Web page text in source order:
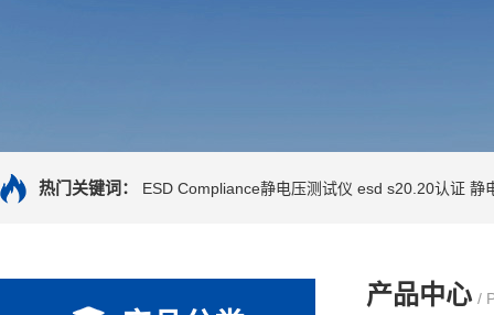
热门关键词： ESD Compliance静电压测试仪 esd s20.20认证 静
产品中心 /